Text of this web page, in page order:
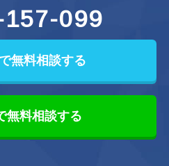
099
無料相談する
無料相談する